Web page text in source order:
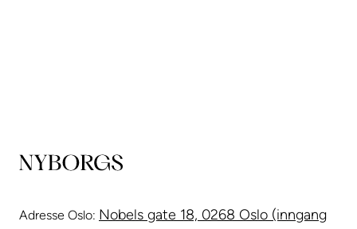
Adresse Oslo: Nobels gate 18, 0268 Oslo (inngang